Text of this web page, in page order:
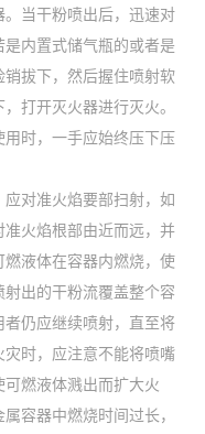
当干粉喷出后，迅速对
内置式储气瓶的或者是
拔下，然后握住喷射软
打开灭火器进行灭火。
时，一手应始终压下压
对准火焰要部扫射，如
火焰根部由近而远，并
液体在容器内燃烧，使
出的干粉流覆盖整个容
仍应继续喷射，直至将
时，应注意不能将喷嘴
燃液体溅出而扩大火
容器中燃烧时间过长，